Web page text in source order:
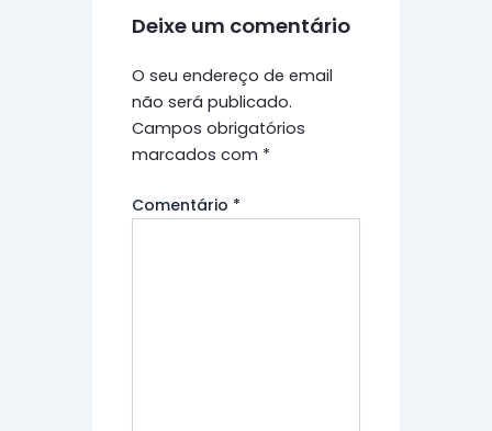
Deixe um comentário
O seu endereço de email
não será publicado.
Campos obrigatórios
marcados com *
Comentário *